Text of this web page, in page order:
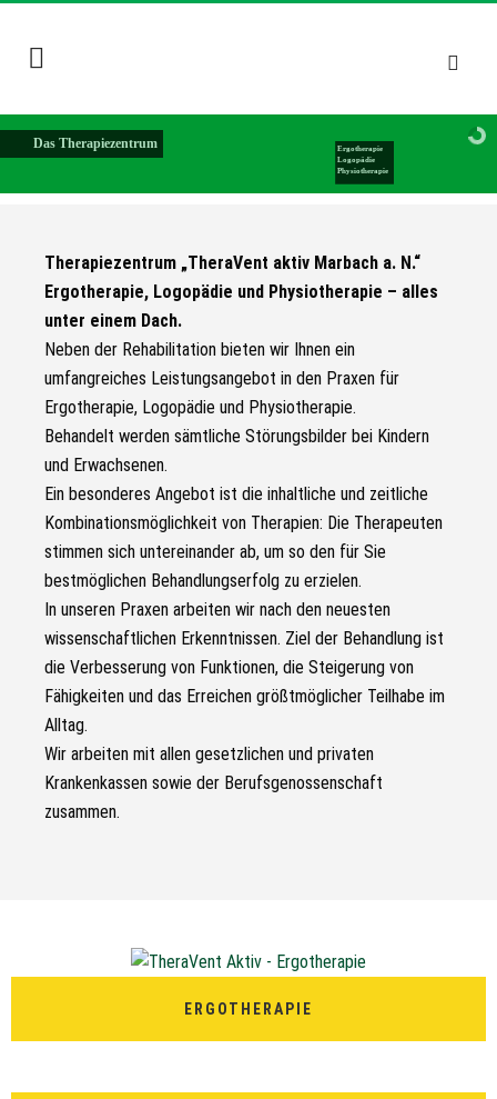
Das Therapiezentrum
Ergotherapie
Logopädie
Physiotherapie
Therapiezentrum „TheraVent aktiv Marbach a. N.“
Ergotherapie, Logopädie und Physiotherapie – alles
unter einem Dach.
Neben der Rehabilitation bieten wir Ihnen ein
umfangreiches Leistungsangebot in den Praxen für
Ergotherapie, Logopädie und Physiotherapie.
Behandelt werden sämtliche Störungsbilder bei Kindern
und Erwachsenen.
Ein besonderes Angebot ist die inhaltliche und zeitliche
Kombinationsmöglichkeit von Therapien: Die Therapeuten
stimmen sich untereinander ab, um so den für Sie
bestmöglichen Behandlungserfolg zu erzielen.
In unseren Praxen arbeiten wir nach den neuesten
wissenschaftlichen Erkenntnissen. Ziel der Behandlung ist
die Verbesserung von Funktionen, die Steigerung von
Fähigkeiten und das Erreichen größtmöglicher Teilhabe im
Alltag.
Wir arbeiten mit allen gesetzlichen und privaten
Krankenkassen sowie der Berufsgenossenschaft
zusammen.
ERGOTHERAPIE